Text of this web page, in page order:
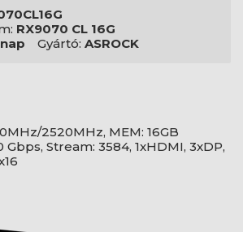
RX9070 CL 16G
Gyártó: ASROCK
2520MHz, MEM: 16GB
Stream: 3584, 1xHDMI, 3xDP,